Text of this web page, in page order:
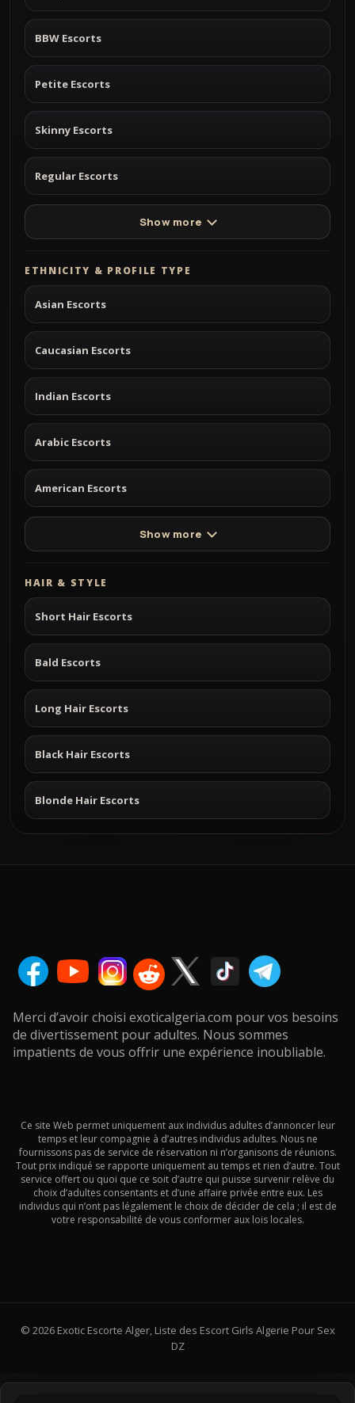
BBW Escorts
Petite Escorts
Skinny Escorts
Regular Escorts
Show more
ETHNICITY & PROFILE TYPE
Asian Escorts
Caucasian Escorts
Indian Escorts
Arabic Escorts
American Escorts
Show more
HAIR & STYLE
Short Hair Escorts
Bald Escorts
Long Hair Escorts
Black Hair Escorts
Blonde Hair Escorts
Merci d’avoir choisi exoticalgeria.com pour vos besoins
de divertissement pour adultes. Nous sommes
impatients de vous offrir une expérience inoubliable.
Ce site Web permet uniquement aux individus adultes d’annoncer leur
temps et leur compagnie à d’autres individus adultes. Nous ne
fournissons pas de service de réservation ni n’organisons de réunions.
Tout prix indiqué se rapporte uniquement au temps et rien d’autre. Tout
service offert ou quoi que ce soit d’autre qui puisse survenir relève du
choix d’adultes consentants et d’une affaire privée entre eux. Les
individus qui n’ont pas légalement le choix de décider de cela ; il est de
votre responsabilité de vous conformer aux lois locales.
© 2026 Exotic Escorte Alger, Liste des Escort Girls Algerie Pour Sex
DZ